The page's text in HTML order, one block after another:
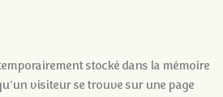
stocké dans la mémoire
visiteur se trouve sur une page